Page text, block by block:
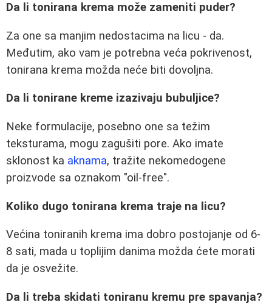
Da li tonirana krema može zameniti puder?
Za one sa manjim nedostacima na licu - da.
Međutim, ako vam je potrebna veća pokrivenost,
tonirana krema možda neće biti dovoljna.
Da li tonirane kreme izazivaju bubuljice?
Neke formulacije, posebno one sa težim
teksturama, mogu zagušiti pore. Ako imate
sklonost ka aknama, tražite nekomedogene
proizvode sa oznakom "oil-free".
Koliko dugo tonirana krema traje na licu?
Većina toniranih krema ima dobro postojanje od 6-
8 sati, mada u toplijim danima možda ćete morati
da je osvežite.
Da li treba skidati toniranu kremu pre spavanja?